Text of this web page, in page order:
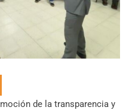
de la transparencia y